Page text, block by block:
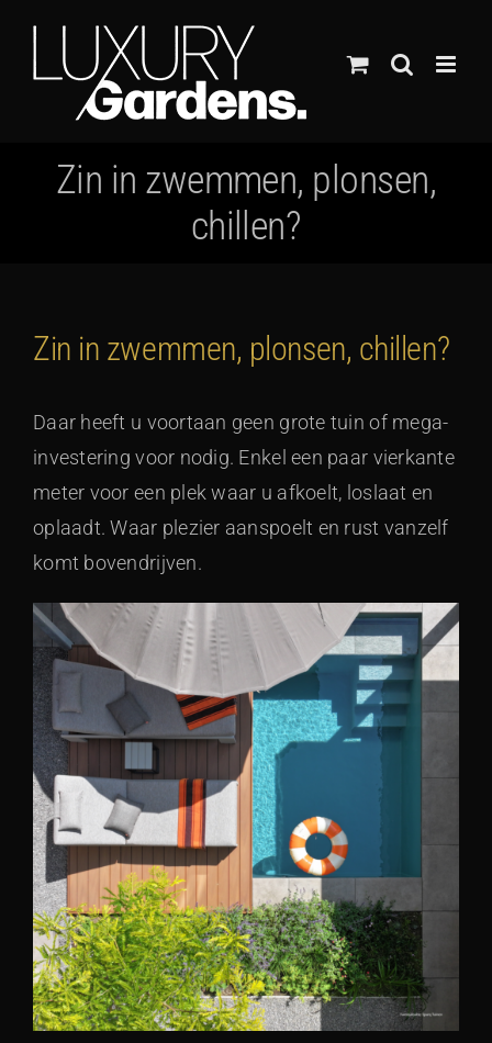
inhoud
Zin in zwemmen, plonsen,
chillen?
Zin in zwemmen, plonsen, chillen?
Daar heeft u voortaan geen grote tuin of mega-
investering voor nodig. Enkel een paar vierkante
meter voor een plek waar u afkoelt, loslaat en
oplaadt. Waar plezier aanspoelt en rust vanzelf
komt bovendrijven.